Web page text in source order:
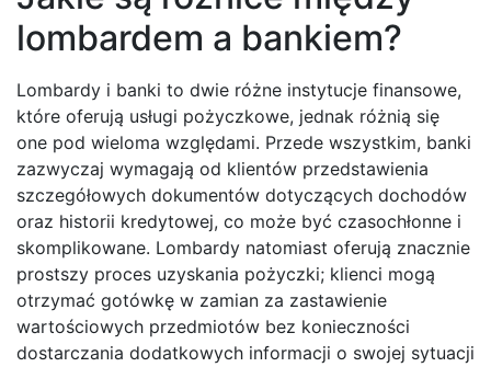
lombardem a bankiem?
Lombardy i banki to dwie różne instytucje finansowe,
które oferują usługi pożyczkowe, jednak różnią się
one pod wieloma względami. Przede wszystkim, banki
zazwyczaj wymagają od klientów przedstawienia
szczegółowych dokumentów dotyczących dochodów
oraz historii kredytowej, co może być czasochłonne i
skomplikowane. Lombardy natomiast oferują znacznie
prostszy proces uzyskania pożyczki; klienci mogą
otrzymać gotówkę w zamian za zastawienie
wartościowych przedmiotów bez konieczności
dostarczania dodatkowych informacji o swojej sytuacji